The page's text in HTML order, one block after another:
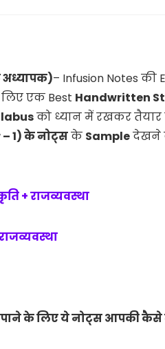
अध्यापक)– Infusion Notes की
लिए एक Best Handwritten
को ध्यान में रखकर तैयार
– 1) केनोट्सके Sampleदेखने
+ राजव्यवस्था
पाने के लिए ये नोट्स आपकी